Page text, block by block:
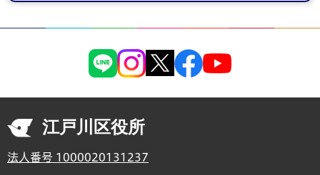
江戸川区役所
法人番号 1000020131237